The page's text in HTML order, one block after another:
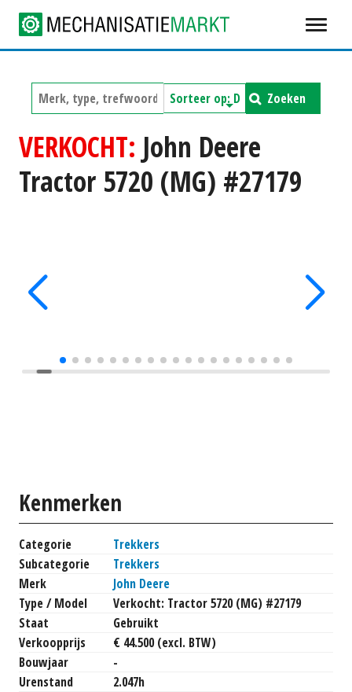
Zoeken
VERKOCHT: John Deere
Tractor 5720 (MG) #27179
Kenmerken
Categorie
Trekkers
Subcategorie
Trekkers
Merk
John Deere
Type / Model
Verkocht: Tractor 5720 (MG) #27179
Staat
Gebruikt
Verkoopprijs
€ 44.500 (excl. BTW)
Bouwjaar
-
Urenstand
2.047h